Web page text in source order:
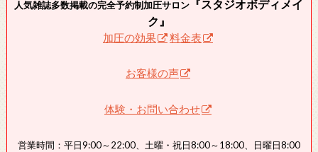
人気雑誌多数掲載の完全予約制加圧サロン 『スタジオボディメイ
ク』
加圧の効果 料金表
お客様の声
体験・お問い合わせ
営業時間：平日9:00～22:00、土曜・祝日8:00～18:00、日曜日8:00